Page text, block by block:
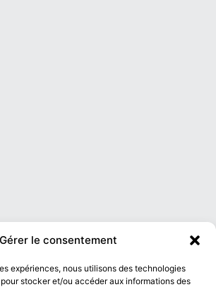
Gérer le consentement
expériences, nous utilisons des technologies
stocker et/ou accéder aux informations des